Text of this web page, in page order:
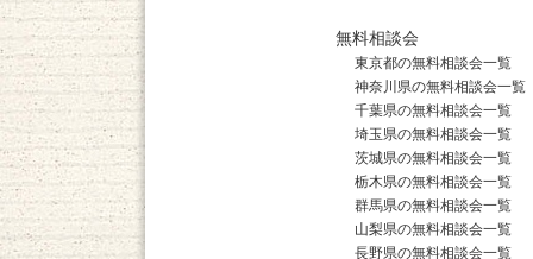
無料相談会
東京都の無料相談会一覧
神奈川県の無料相談会一覧
千葉県の無料相談会一覧
埼玉県の無料相談会一覧
茨城県の無料相談会一覧
栃木県の無料相談会一覧
群馬県の無料相談会一覧
山梨県の無料相談会一覧
長野県の無料相談会一覧